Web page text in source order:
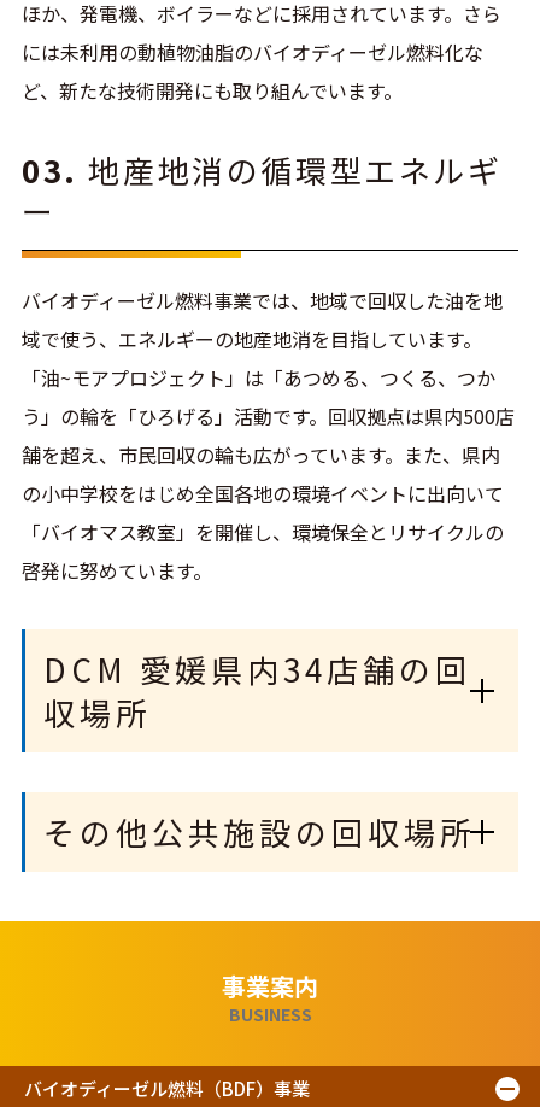
ほか、発電機、ボイラーなどに採用されています。さら
には未利用の動植物油脂のバイオディーゼル燃料化な
ど、新たな技術開発にも取り組んでいます。
03. 地産地消の循環型エネルギ
ー
バイオディーゼル燃料事業では、地域で回収した油を地
域で使う、エネルギーの地産地消を目指しています。
「油~モアプロジェクト」は「あつめる、つくる、つか
う」の輪を「ひろげる」活動です。回収拠点は県内500店
舗を超え、市民回収の輪も広がっています。また、県内
の小中学校をはじめ全国各地の環境イベントに出向いて
「バイオマス教室」を開催し、環境保全とリサイクルの
啓発に努めています。
DCM 愛媛県内34店舗の回
収場所
その他公共施設の回収場所
事業案内
BUSINESS
バイオディーゼル燃料（BDF）事業